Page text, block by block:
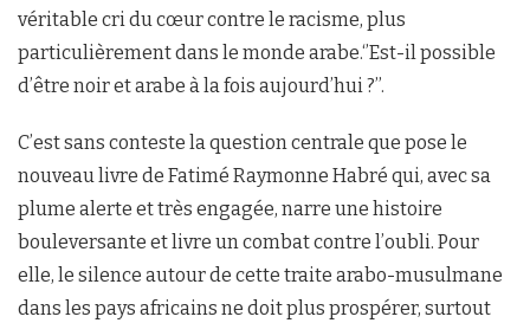
véritable cri du cœur contre le racisme, plus
particulièrement dans le monde arabe.‘’Est-il possible
d’être noir et arabe à la fois aujourd’hui ?’’.
C’est sans conteste la question centrale que pose le
nouveau livre de Fatimé Raymonne Habré qui, avec sa
plume alerte et très engagée, narre une histoire
bouleversante et livre un combat contre l’oubli. Pour
elle, le silence autour de cette traite arabo-musulmane
dans les pays africains ne doit plus prospérer, surtout